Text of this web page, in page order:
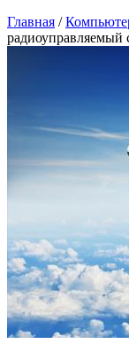
Главная /
радиоуправляемый